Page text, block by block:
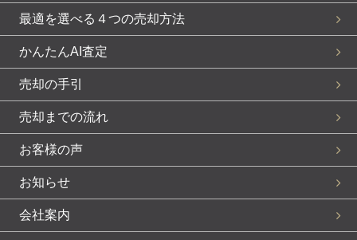
最適を選べる４つの売却方法
かんたんAI査定
売却の手引
売却までの流れ
お客様の声
お知らせ
会社案内